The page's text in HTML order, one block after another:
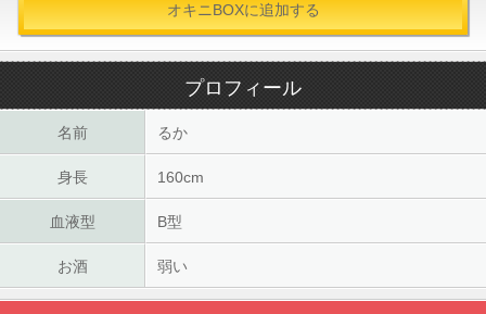
オキニBOXに追加する
プロフィール
名前 るか
身長 160cm
血液型 B型
お酒 弱い